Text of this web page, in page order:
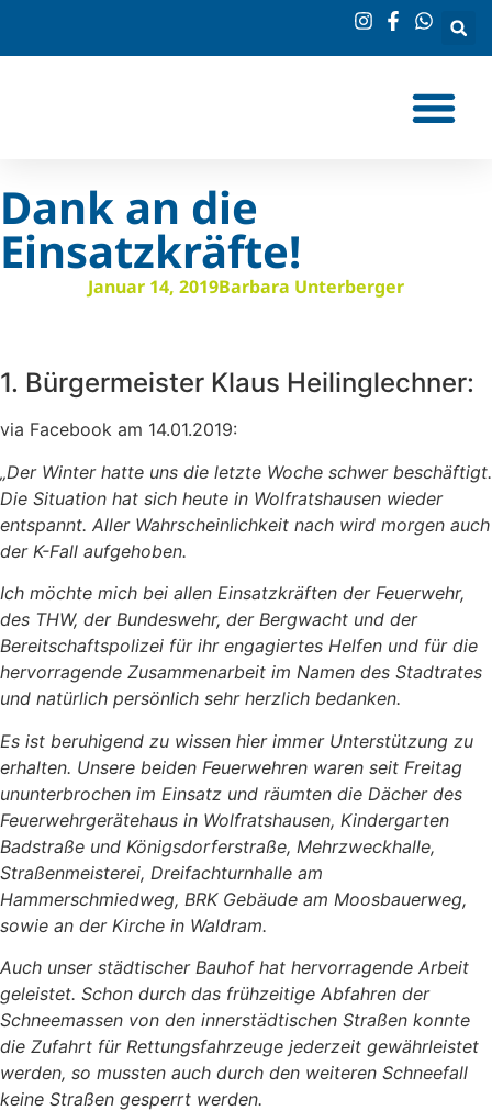
Dank an die
Einsatzkräfte!
Januar 14, 2019Barbara Unterberger
1. Bürgermeister Klaus Heilinglechner:
via Facebook am 14.01.2019:
„Der Winter hatte uns die letzte Woche schwer beschäftigt.
Die Situation hat sich heute in Wolfratshausen wieder
entspannt. Aller Wahrscheinlichkeit nach wird morgen auch
der K-Fall aufgehoben.
Ich möchte mich bei allen Einsatzkräften der Feuerwehr,
des THW, der Bundeswehr, der Bergwacht und der
Bereitschaftspolizei für ihr engagiertes Helfen und für die
hervorragende Zusammenarbeit im Namen des Stadtrates
und natürlich persönlich sehr herzlich bedanken.
Es ist beruhigend zu wissen hier immer Unterstützung zu
erhalten. Unsere beiden Feuerwehren waren seit Freitag
ununterbrochen im Einsatz und räumten die Dächer des
Feuerwehrgerätehaus in Wolfratshausen, Kindergarten
Badstraße und Königsdorferstraße, Mehrzweckhalle,
Straßenmeisterei, Dreifachturnhalle am
Hammerschmiedweg, BRK Gebäude am Moosbauerweg,
sowie an der Kirche in Waldram.
Auch unser städtischer Bauhof hat hervorragende Arbeit
geleistet. Schon durch das frühzeitige Abfahren der
Schneemassen von den innerstädtischen Straßen konnte
die Zufahrt für Rettungsfahrzeuge jederzeit gewährleistet
werden, so mussten auch durch den weiteren Schneefall
keine Straßen gesperrt werden.